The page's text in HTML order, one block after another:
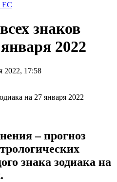
ЕС
знаков
2022
2022, 17:58
– прогноз
знака зодиака на